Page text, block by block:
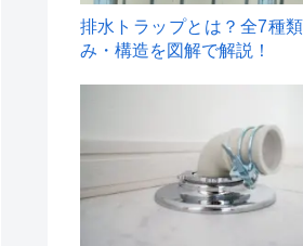
排水トラップとは？全7種
み・構造を図解で解説！